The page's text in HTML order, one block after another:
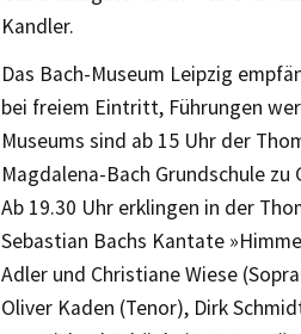
Kandler.
Das Bach-Museum Leipzig
bei freiem Eintritt, Führungen
Museums sind ab 15 Uhr der
Magdalena-Bach Grundschule
Ab 19.30 Uhr erklingen in der
Sebastian Bachs Kantate
Adler und Christiane Wiese
Oliver Kaden (Tenor), Dirk